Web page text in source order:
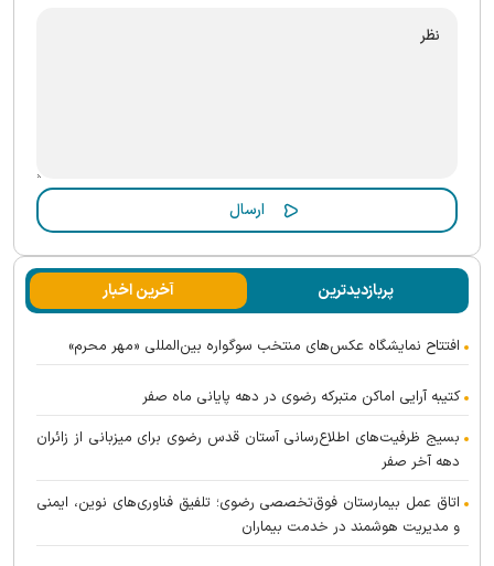
پربازدیدترین آخرین اخبار
افتتاح نمایشگاه عکس‌های منتخب سوگواره بین‌المللی «مهر محرم»
کتیبه آرایی اماکن متبرکه رضوی در دهه پایانی ماه صفر
بسیج ظرفیت‌های اطلاع‌رسانی آستان قدس رضوی برای میزبانی از زائران
دهه آخر صفر
اتاق عمل بیمارستان فوق‌تخصصی رضوی؛ تلفیق فناوری‌های نوین، ایمنی
و مدیریت هوشمند در خدمت بیماران